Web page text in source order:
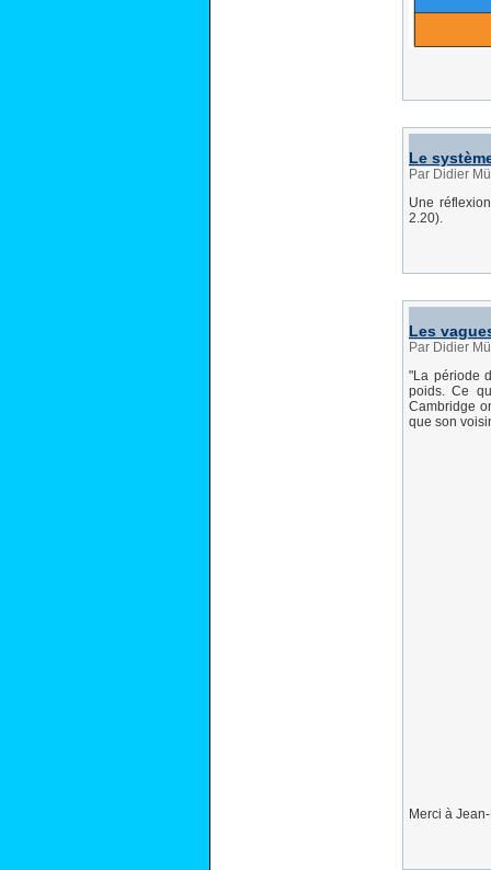
Le
Par Didier
Une
2.20).
Les
Par Didier
"La période
poids. Ce
Cambridge
que son
Merci à